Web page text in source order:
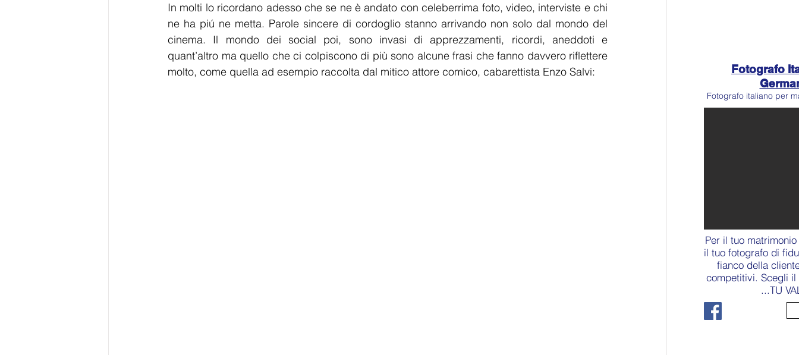
In molti lo ricordano adesso che se ne è andato con celeberrima foto, video, interviste e chi
ne ha piú ne metta. Parole sincere di cordoglio stanno arrivando non solo dal mondo del
cinema. Il mondo dei social poi, sono invasi di apprezzamenti, ricordi, aneddoti e
quant’altro ma quello che ci colpiscono di più sono alcune frasi che fanno davvero riflettere
molto, come quella ad esempio raccolta dal mitico attore comico, cabarettista Enzo Salvi:
Fotografo
Fotografo italiano per
Per il tuo
il tuo fotografo di
fianco della
competitivi. Scegli
...TU